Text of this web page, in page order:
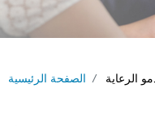
الصفحة الرئيسية الرعاية